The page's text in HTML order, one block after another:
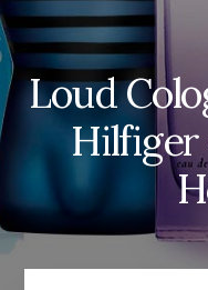
Loud
Hilfiger